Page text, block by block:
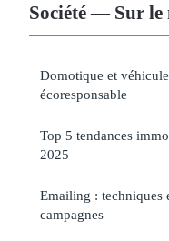
Société — Sur le
Domotique et
écoresponsable
Top 5 tendances
2025
Emailing : techniques
campagnes